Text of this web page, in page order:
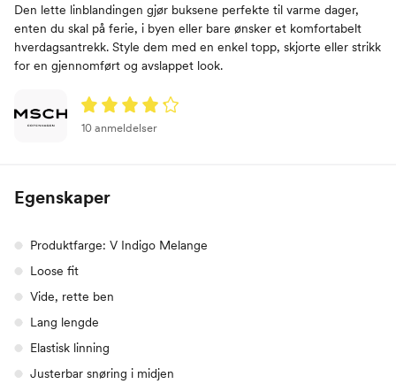
Den lette linblandingen gjør buksene perfekte til varme dager,
enten du skal på ferie, i byen eller bare ønsker et komfortabelt
hverdagsantrekk. Style dem med en enkel topp, skjorte eller strikk
for en gjennomført og avslappet look.
10 anmeldelser
Egenskaper
Produktfarge: V Indigo Melange
Loose fit
Vide, rette ben
Lang lengde
Elastisk linning
Justerbar snøring i midjen